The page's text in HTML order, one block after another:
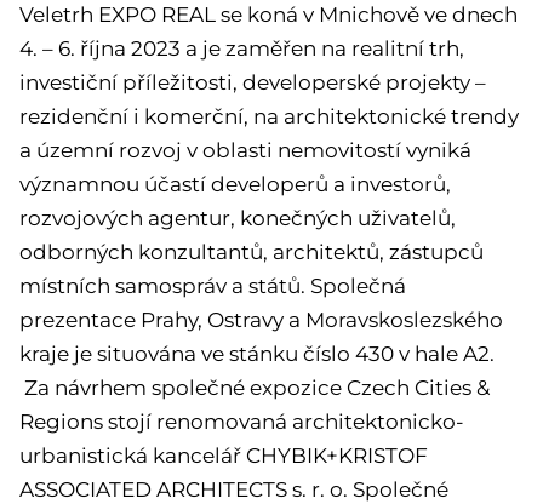
Veletrh EXPO REAL se koná v Mnichově ve dnech
4. – 6. října 2023 a je zaměřen na realitní trh,
investiční příležitosti, developerské projekty –
rezidenční i komerční, na architektonické trendy
a územní rozvoj v oblasti nemovitostí vyniká
významnou účastí developerů a investorů,
rozvojových agentur, konečných uživatelů,
odborných konzultantů, architektů, zástupců
místních samospráv a států. Společná
prezentace Prahy, Ostravy a Moravskoslezského
kraje je situována ve stánku číslo 430 v hale A2.
Za návrhem společné expozice Czech Cities &
Regions stojí renomovaná architektonicko-
urbanistická kancelář CHYBIK+KRISTOF
ASSOCIATED ARCHITECTS s. r. o. Společné